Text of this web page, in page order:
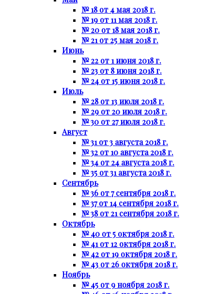
№ 18 от 4 мая 2018 г.
№ 19 от 11 мая 2018 г.
№ 20 от 18 мая 2018 г.
№ 21 от 25 мая 2018 г.
Июнь
№ 22 от 1 июня 2018 г.
№ 23 от 8 июня 2018 г.
№ 24 от 15 июня 2018 г.
Июль
№ 28 от 13 июля 2018 г.
№ 29 от 20 июля 2018 г.
№ 30 от 27 июля 2018 г.
Август
№ 31 от 3 августа 2018 г.
№ 32 от 10 августа 2018 г.
№ 34 от 24 августа 2018 г.
№ 35 от 31 августа 2018 г.
Сентябрь
№ 36 от 7 сентября 2018 г.
№ 37 от 14 сентября 2018 г.
№ 38 от 21 сентября 2018 г.
Октябрь
№ 40 от 5 октября 2018 г.
№ 41 от 12 октября 2018 г.
№ 42 от 19 октября 2018 г.
№ 43 от 26 октября 2018 г.
Ноябрь
№ 45 от 9 ноября 2018 г.